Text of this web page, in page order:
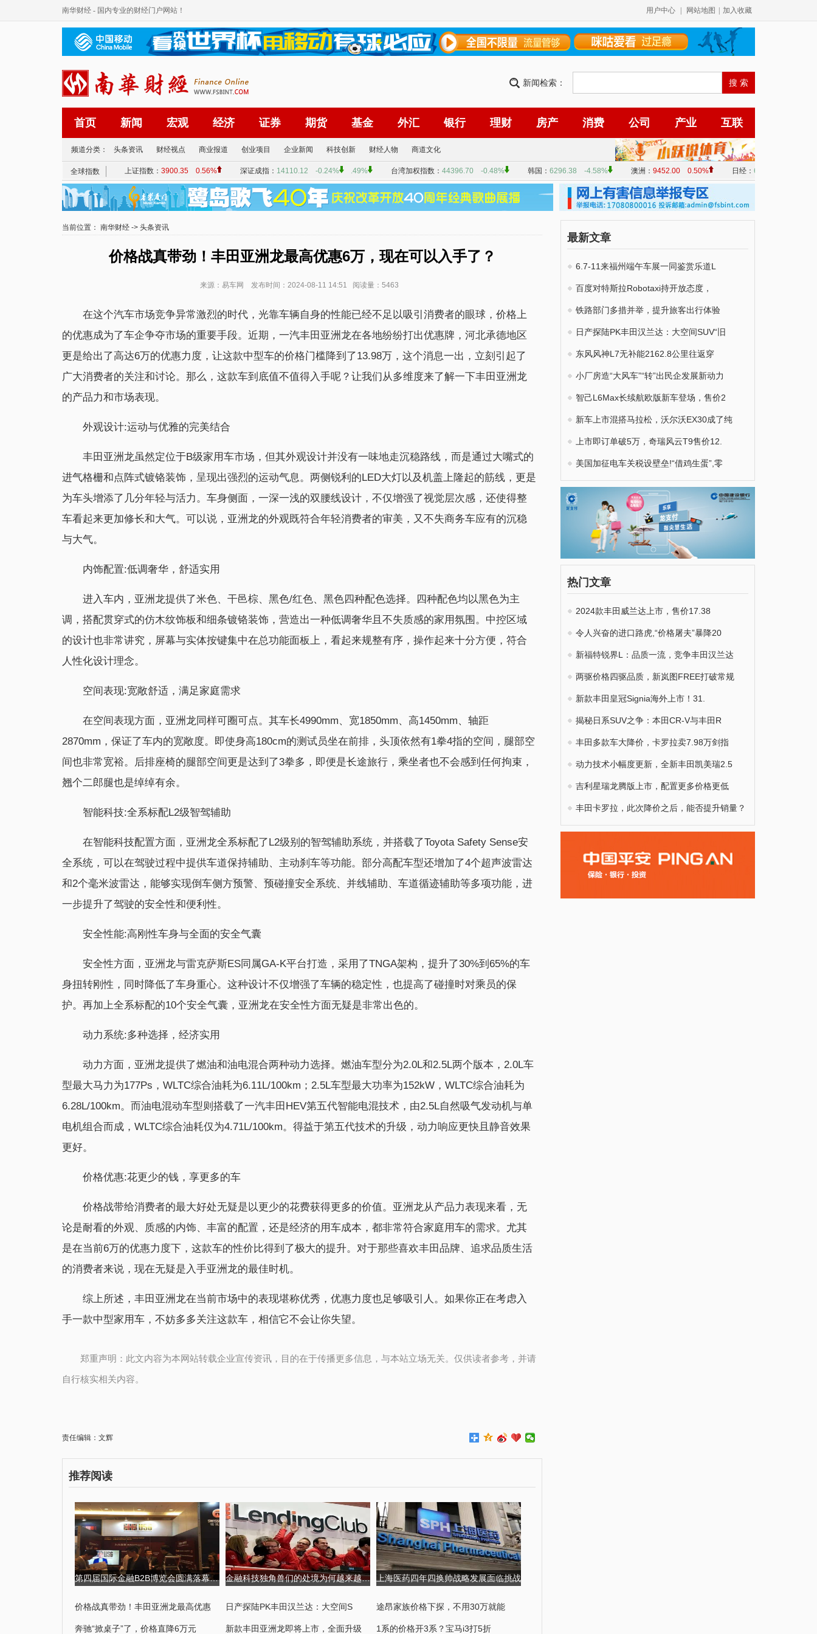
南华财经 - 国内专业的财经门户网站！ 用户中心 网站地图 加入收藏
新闻检索：
首页 新闻 宏观 经济 证券 期货 基金 外汇 银行 理财 房产 消费 公司 产业 互联
频道分类： 头条资讯 财经视点 商业报道 创业项目 企业新闻 科技创新 财经人物 商道文化
当前位置： 南华财经 -> 头条资讯
价格战真带劲！丰田亚洲龙最高优惠6万，现在可以入手了？
来源：易车网 发布时间：2024-08-11 14:51 阅读量：5463
在这个汽车市场竞争异常激烈的时代，光靠车辆自身的性能已经不足以吸引消费者的眼球，价格上
的优惠成为了车企争夺市场的重要手段。近期，一汽丰田亚洲龙在各地纷纷打出优惠牌，河北承德地区
更是给出了高达6万的优惠力度，让这款中型车的价格门槛降到了13.98万，这个消息一出，立刻引起了
广大消费者的关注和讨论。那么，这款车到底值不值得入手呢？让我们从多维度来了解一下丰田亚洲龙
的产品力和市场表现。
外观设计:运动与优雅的完美结合
丰田亚洲龙虽然定位于B级家用车市场，但其外观设计并没有一味地走沉稳路线，而是通过大嘴式的
进气格栅和点阵式镀铬装饰，呈现出强烈的运动气息。两侧锐利的LED大灯以及机盖上隆起的筋线，更是
为车头增添了几分年轻与活力。车身侧面，一深一浅的双腰线设计，不仅增强了视觉层次感，还使得整
车看起来更加修长和大气。可以说，亚洲龙的外观既符合年轻消费者的审美，又不失商务车应有的沉稳
与大气。
内饰配置:低调奢华，舒适实用
进入车内，亚洲龙提供了米色、干邑棕、黑色/红色、黑色四种配色选择。四种配色均以黑色为主
调，搭配贯穿式的仿木纹饰板和细条镀铬装饰，营造出一种低调奢华且不失质感的家用氛围。中控区域
的设计也非常讲究，屏幕与实体按键集中在总功能面板上，看起来规整有序，操作起来十分方便，符合
人性化设计理念。
空间表现:宽敞舒适，满足家庭需求
在空间表现方面，亚洲龙同样可圈可点。其车长4990mm、宽1850mm、高1450mm、轴距
2870mm，保证了车内的宽敞度。即使身高180cm的测试员坐在前排，头顶依然有1拳4指的空间，腿部空
间也非常宽裕。后排座椅的腿部空间更是达到了3拳多，即便是长途旅行，乘坐者也不会感到任何拘束，
翘个二郎腿也是绰绰有余。
智能科技:全系标配L2级智驾辅助
在智能科技配置方面，亚洲龙全系标配了L2级别的智驾辅助系统，并搭载了Toyota Safety Sense安
全系统，可以在驾驶过程中提供车道保持辅助、主动刹车等功能。部分高配车型还增加了4个超声波雷达
和2个毫米波雷达，能够实现倒车侧方预警、预碰撞安全系统、并线辅助、车道循迹辅助等多项功能，进
一步提升了驾驶的安全性和便利性。
安全性能:高刚性车身与全面的安全气囊
安全性方面，亚洲龙与雷克萨斯ES同属GA-K平台打造，采用了TNGA架构，提升了30%到65%的车
身扭转刚性，同时降低了车身重心。这种设计不仅增强了车辆的稳定性，也提高了碰撞时对乘员的保
护。再加上全系标配的10个安全气囊，亚洲龙在安全性方面无疑是非常出色的。
动力系统:多种选择，经济实用
动力方面，亚洲龙提供了燃油和油电混合两种动力选择。燃油车型分为2.0L和2.5L两个版本，2.0L车
型最大马力为177Ps，WLTC综合油耗为6.11L/100km；2.5L车型最大功率为152kW，WLTC综合油耗为
6.28L/100km。而油电混动车型则搭载了一汽丰田HEV第五代智能电混技术，由2.5L自然吸气发动机与单
电机组合而成，WLTC综合油耗仅为4.71L/100km。得益于第五代技术的升级，动力响应更快且静音效果
更好。
价格优惠:花更少的钱，享更多的车
价格战带给消费者的最大好处无疑是以更少的花费获得更多的价值。亚洲龙从产品力表现来看，无
论是耐看的外观、质感的内饰、丰富的配置，还是经济的用车成本，都非常符合家庭用车的需求。尤其
是在当前6万的优惠力度下，这款车的性价比得到了极大的提升。对于那些喜欢丰田品牌、追求品质生活
的消费者来说，现在无疑是入手亚洲龙的最佳时机。
综上所述，丰田亚洲龙在当前市场中的表现堪称优秀，优惠力度也足够吸引人。如果你正在考虑入
手一款中型家用车，不妨多多关注这款车，相信它不会让你失望。
郑重声明：此文内容为本网站转载企业宣传资讯，目的在于传播更多信息，与本站立场无关。仅供读者参考，并请
自行核实相关内容。
责任编辑：文辉
推荐阅读
第四届国际金融B2B博览会圆满落幕,USGFX大放异彩 第四届京剧票友大 金融科技独角兽们的处境为何越来越尴尬? 上海医药四年四换帅战略发展面临挑战
价格战真带劲！丰田亚洲龙最高优惠 日产探陆PK丰田汉兰达：大空间S 途昂家族价格下探，不用30万就能
奔驰“掀桌子”了，价格直降6万元 新款丰田亚洲龙即将上市，全面升级 1系的价格开3系？宝马i3打5折
最新文章
6.7-11来福州端午车展一同鉴赏乐道L
百度对特斯拉Robotaxi持开放态度，
铁路部门多措并举，提升旅客出行体验
日产探陆PK丰田汉兰达：大空间SUV“旧
东风风神L7无补能2162.8公里往返穿
小厂房造“大风车”“转”出民企发展新动力
智己L6Max长续航欧版新车登场，售价2
新车上市混搭马拉松，沃尔沃EX30成了纯
上市即订单破5万，奇瑞风云T9售价12.
美国加征电车关税设壁垒!“借鸡生蛋”,零
热门文章
2024款丰田威兰达上市，售价17.38
令人兴奋的进口路虎,“价格屠夫”暴降20
新福特锐界L：品质一流，竞争丰田汉兰达
两驱价格四驱品质，新岚图FREE打破常规
新款丰田皇冠Signia海外上市！31.
揭秘日系SUV之争：本田CR-V与丰田R
丰田多款车大降价，卡罗拉卖7.98万剑指
动力技术小幅度更新，全新丰田凯美瑞2.5
吉利星瑞龙腾版上市，配置更多价格更低
丰田卡罗拉，此次降价之后，能否提升销量？